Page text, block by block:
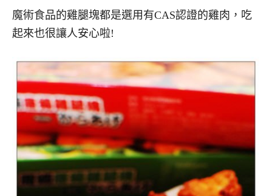
魔術食品的雞腿塊都是選用有CAS認證的雞肉，吃
起來也很讓人安心啦!